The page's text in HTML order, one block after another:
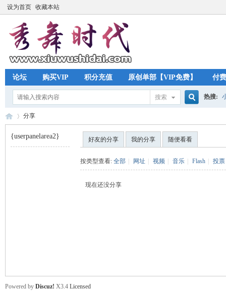
设为首页 收藏本站
论坛 购买VIP 积分充值 原创单部【VIP免费】 付
搜索 热搜:
分享
{userpanelarea2} 好友的分享 我的分享 随便看看
按类型查看: 全部 网址 视频 音乐 Flash 投票
现在还没分享
Powered by Discuz! X3.4 Licensed